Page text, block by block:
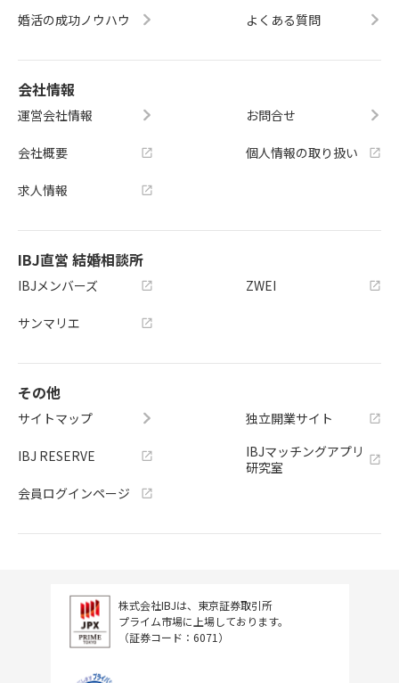
婚活の成功ノウハウ よくある質問
会社情報
運営会社情報
会社概要
求人情報
お問合せ
個人情報の取り扱い
IBJ直営 結婚相談所
IBJメンバーズ
サンマリエ
ZWEI
その他
サイトマップ
IBJ RESERVE
会員ログインページ
独立開業サイト
IBJマッチングアプリ
研究室
株式会社IBJは、東京証券取引所
プライム市場に上場しております。
（証券コード：6071）